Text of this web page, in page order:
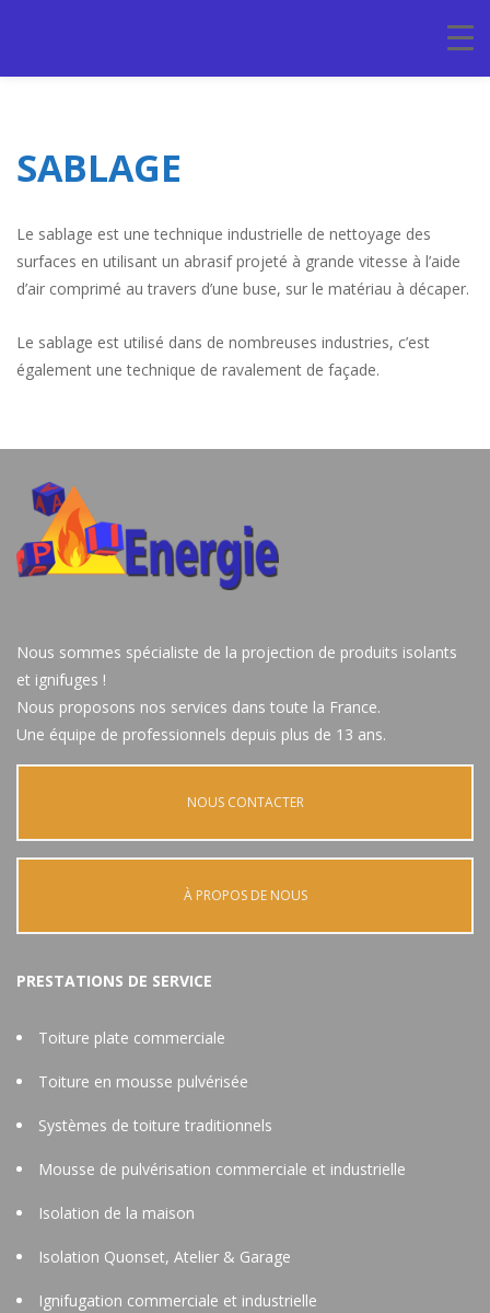
SABLAGE
Le sablage est une technique industrielle de nettoyage des
surfaces en utilisant un abrasif projeté à grande vitesse à l’aide
d’air comprimé au travers d’une buse, sur le matériau à décaper.
Le sablage est utilisé dans de nombreuses industries, c’est
également une technique de ravalement de façade.
Nous sommes spécialiste de la projection de produits isolants
et ignifuges !
Nous proposons nos services dans toute la France.
Une équipe de professionnels depuis plus de 13 ans.
NOUS CONTACTER
À PROPOS DE NOUS
PRESTATIONS DE SERVICE
Toiture plate commerciale
Toiture en mousse pulvérisée
Systèmes de toiture traditionnels
Mousse de pulvérisation commerciale et industrielle
Isolation de la maison
Isolation Quonset, Atelier & Garage
Ignifugation commerciale et industrielle